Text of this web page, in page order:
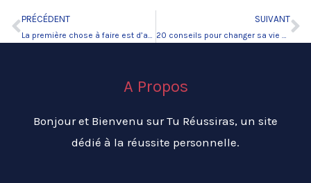
Précédent
PRÉCÉDENT
La première chose à faire est d’adopter le bon état d’esprit.
SUIVANT
20 conseils pour changer sa vie maintenant.
A Propos
Bonjour et Bienvenu sur Tu Réussiras, un site
dédié à la réussite personnelle.